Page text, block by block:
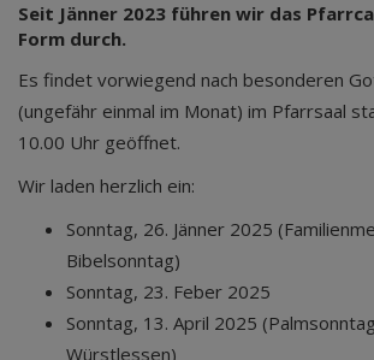
Seit Jänner 2023 führen wir das
Form durch.
Es findet vorwiegend nach besonderen
(ungefähr einmal im Monat) im Pfarrsaal
10.00 Uhr geöffnet.
Wir laden herzlich ein:
Sonntag, 26. Jänner 2025
Bibelsonntag)
Sonntag, 23. Feber 2025
Sonntag, 13. April 2025
Würstlessen)